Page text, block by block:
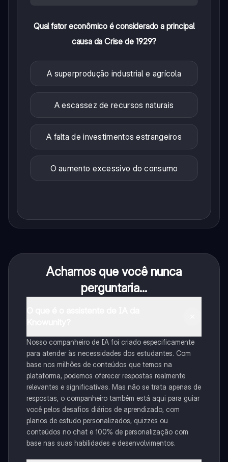
Qual fator econômico é considerado a principal
causa da Crise de 1929?
A superprodução industrial e agrícola
A escassez de recursos naturais
A falta de investimentos estrangeiros
O aumento excessivo do consumo
Achamos que você nunca
perguntaria...
Nosso companheiro de IA foi criado especificamente
para atender às necessidades dos estudantes. Com
base nos milhões de conteúdos que temos na
plataforma, podemos oferecer respostas realmente
relevantes e significativas. Mas não se trata apenas de
respostas, o companheiro também está aqui para guiar
você pelos desafios diários de aprendizado, com
planos de estudo personalizados, quizzes ou
conteúdos no chat e 100% de personalização com
base nas suas habilidades e desenvolvimentos.